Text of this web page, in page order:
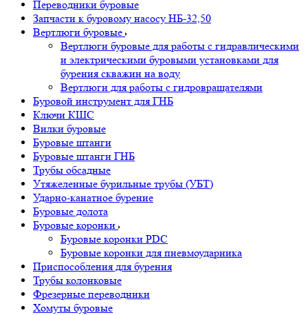
Переводники буровые
Запчасти к буровому насосу НБ-32,50
Вертлюги буровые
Вертлюги буровые для работы с гидравлическими
и электрическими буровыми установками для
бурения скважин на воду
Вертлюги для работы с гидровращателями
Буровой инструмент для ГНБ
Ключи КШС
Вилки буровые
Буровые штанги
Буровые штанги ГНБ
Трубы обсадные
Утяжеленные бурильные трубы (УБТ)
Ударно-канатное бурение
Буровые долота
Буровые коронки
Буровые коронки PDC
Буровые коронки для пневмоударника
Приспособления для бурения
Трубы колонковые
Фрезерные переводники
Хомуты буровые